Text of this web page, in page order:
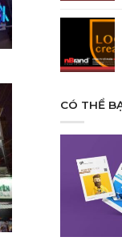
CÓ THỂ